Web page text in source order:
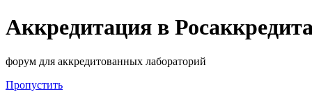
Аккредитация в
форум для аккредитованных лабораторий
Пропустить